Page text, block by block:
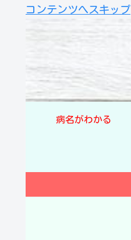
コンテンツへスキップ
病名がわかる